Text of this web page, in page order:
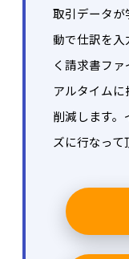
取引データが
動で仕訳を
く請求書フ
アルタイム
削減します
ズに行なって